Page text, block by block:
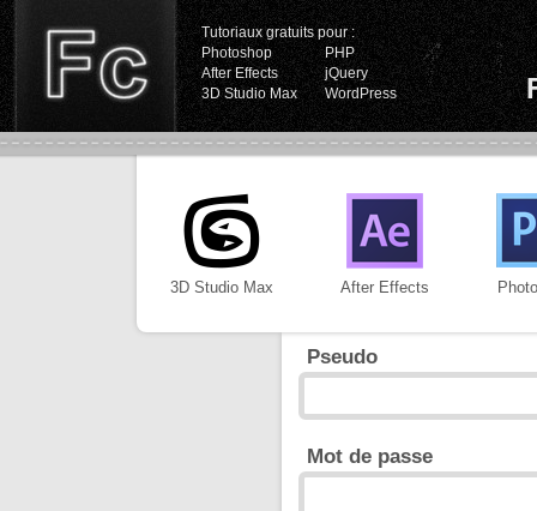
Tutoriaux gratuits pour :
Photoshop
PHP
After Effects
jQuery
3D Studio Max
WordPress
3D Studio Max After Effects
Pseudo
Mot de passe